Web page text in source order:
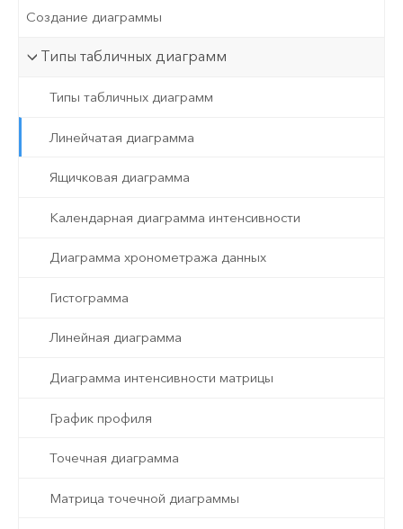
Создание диаграммы
Типы табличных диаграмм
Типы табличных диаграмм
Линейчатая диаграмма
Ящичковая диаграмма
Календарная диаграмма интенсивности
Диаграмма хронометража данных
Гистограмма
Линейная диаграмма
Диаграмма интенсивности матрицы
График профиля
Точечная диаграмма
Матрица точечной диаграммы